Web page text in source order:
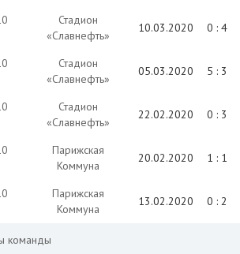
Стадион
«Славнефть»
10.03.2020 0 : 4
Стадион
«Славнефть»
05.03.2020 5 : 3
Стадион
«Славнефть»
22.02.2020 0 : 3
Парижская
Коммуна
20.02.2020 1 : 1
Парижская
Коммуна
13.02.2020 0 : 2
команды